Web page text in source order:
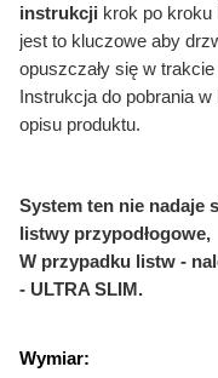
instrukcji krok po kroku
jest to kluczowe aby
opuszczały się w
Instrukcja do pobrania w
opisu produktu.
System ten nie nadaje
listwy przypodłogowe,
W przypadku listw -
- ULTRA SLIM.
Wymiar: